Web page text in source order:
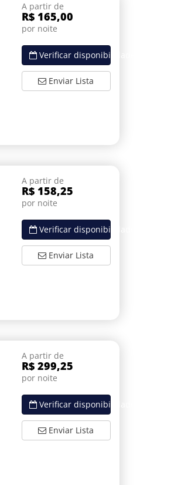
A partir de
R$ 165,00
por noite
Verificar disponibilidade
Enviar Lista
A partir de
R$ 158,25
por noite
Verificar disponibilidade
Enviar Lista
A partir de
R$ 299,25
por noite
Verificar disponibilidade
Enviar Lista